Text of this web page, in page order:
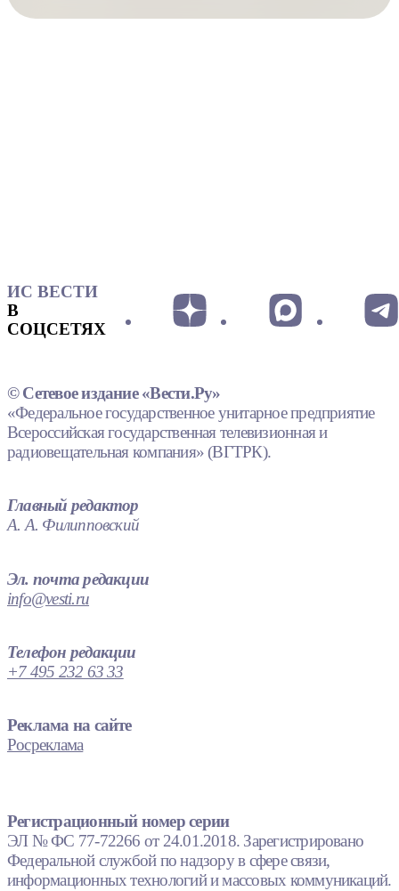
ИС ВЕСТИ
В
СОЦСЕТЯХ
© Сетевое издание «Вести.Ру»
«Федеральное государственное унитарное предприятие
Всероссийская государственная телевизионная и
радиовещательная компания» (ВГТРК).
Главный редактор
А. А. Филипповский
Эл. почта редакции
info@vesti.ru
Телефон редакции
+7 495 232 63 33
Реклама на сайте
Росреклама
Регистрационный номер серии
ЭЛ № ФС 77-72266 от 24.01.2018. Зарегистрировано
Федеральной службой по надзору в сфере связи,
информационных технологий и массовых коммуникаций.